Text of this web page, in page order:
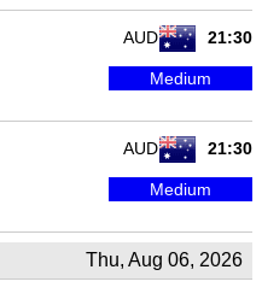
21:30
AUD
Medium
21:30
AUD
Medium
Thu, Aug 06, 2026